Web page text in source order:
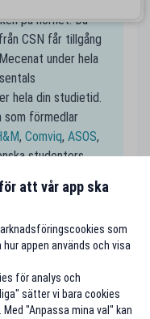
på hörnet. Du
CSN får tillgång
under hela
hela din studietid.
som förmedlar
,Comviq,ASOS,
studenters
att vår app ska
som
appen används och visa
för analys och
sätter vi bara cookies
"Anpassa mina val" kan